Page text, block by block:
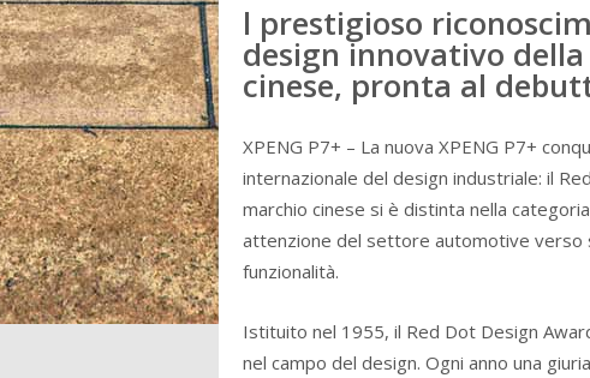
l prestigioso
design innovativo
cinese, pronta al
XPENG P7+ – La nuova XPENG P7+
internazionale del design industriale: il
marchio cinese si è distinta nella
attenzione del settore automotive verso
funzionalità.
Istituito nel 1955, il Red Dot Design
nel campo del design. Ogni anno una